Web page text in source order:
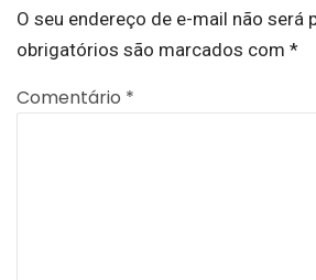
O seu endereço de e-mail não será
obrigatórios são marcados com *
Comentário *